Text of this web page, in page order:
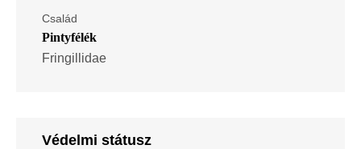
Család
Pintyfélék
Fringillidae
Védelmi státusz